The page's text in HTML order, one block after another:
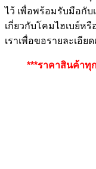
ไว้ เพื่อพร้อมรับมือกั
เกี่ยวกับโคมไฮเบย์หรื
เราเพื่อขอรายละเอีย
***ราคาสินค้าทุ